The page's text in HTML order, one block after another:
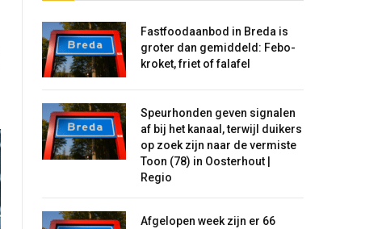
Fastfoodaanbod in Breda is
groter dan gemiddeld: Febo-
kroket, friet of falafel
Speurhonden geven signalen
af bij het kanaal, terwijl duikers
op zoek zijn naar de vermiste
Toon (78) in Oosterhout |
Regio
Afgelopen week zijn er 66